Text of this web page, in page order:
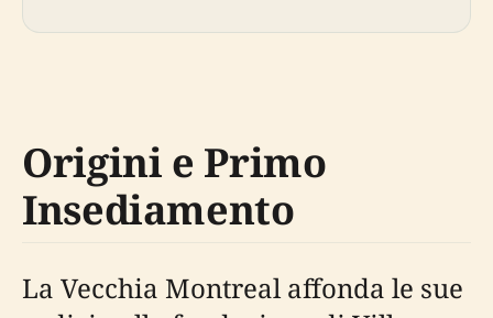
Origini e Primo
Insediamento
La Vecchia Montreal affonda le sue